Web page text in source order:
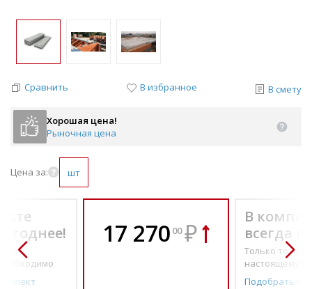
Сравнить В избранное В смету
Хорошая цена!
Рыночная цена
Цена за: шт
по-
17 270 00 ₽
В
всегда
Только то, что
настоящему
Подобрать